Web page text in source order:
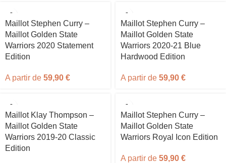
Maillot Stephen Curry –
Maillot Golden State
Warriors 2020 Statement
Edition
A partir de 59,90 €
Maillot Stephen Curry –
Maillot Golden State
Warriors 2020-21 Blue
Hardwood Edition
A partir de 59,90 €
Maillot Klay Thompson –
Maillot Golden State
Warriors 2019-20 Classic
Edition
Maillot Stephen Curry –
Maillot Golden State
Warriors Royal Icon Edition
A partir de 59,90 €